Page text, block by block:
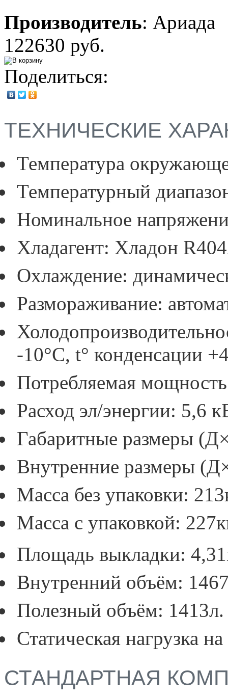
Производитель: Ариада
122630 руб.
Поделиться:
ТЕХНИЧЕСКИЕ
Температура
Температурный
Номинальное
Хладагент: Хладон
Охлаждение:
Размораживание:
-10°С, t° конденсации
Потребляемая
Расход эл/энергии: 5,6
Габаритные размеры
Внутренние размеры
Масса без упаковки:
Масса с упаковкой:
Площадь выкладки:
Внутренний объём:
Полезный объём: 1413л.
Статическая нагрузка
СТАНДАРТНАЯ